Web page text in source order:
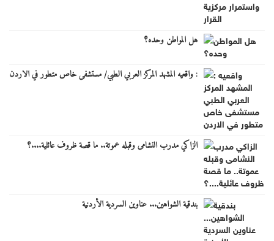
هل المواطن وحده؟
: واقعيه المشهد المركز العربي الطبي/ مستشفى خاص متطور في الاردن
الزاكي مدرب النشامى وقبله عموتة.. ما قصة ظروف عائلية....؟
بندقية الشواهين... عناوين السردية الأردنية